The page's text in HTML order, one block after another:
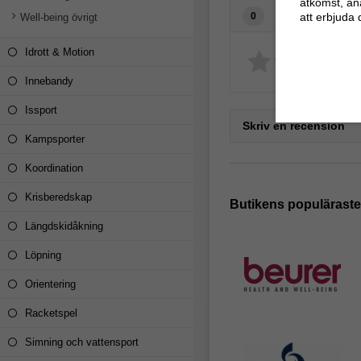
att erbjuda
0 Recensioner
Skriv en recension
Butikens
Well-being övrigt
Idrott & Motion
Innebandy
Issport
Kampsporter
Koordination
Krisberedskap
Längdskidåkning
Löpning
Orientering
Racketspel
Simning och vattensport